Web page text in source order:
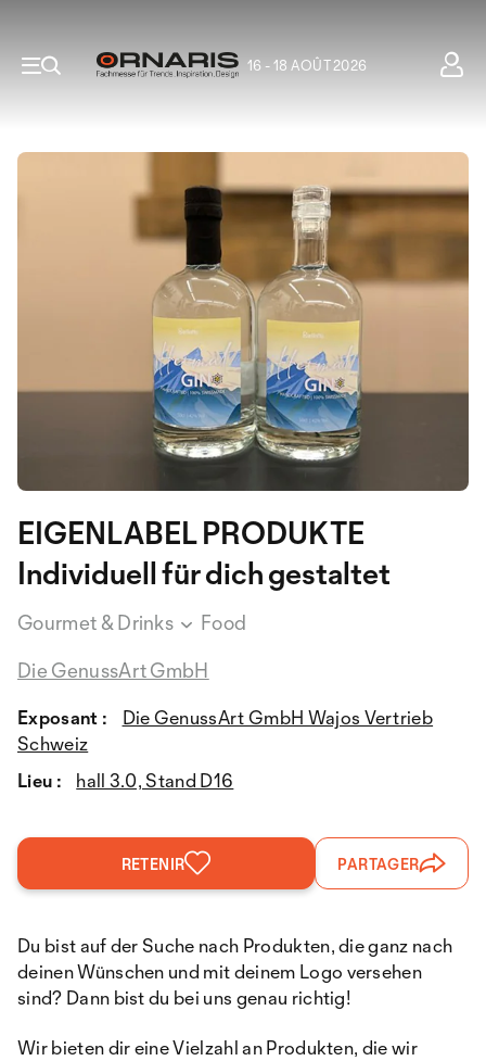
16 - 18 AOÛT 2026
EIGENLABEL PRODUKTE
Individuell für dich gestaltet
Gourmet & Drinks
Food
Die GenussArt GmbH
Exposant :
Die GenussArt GmbH Wajos Vertrieb
Schweiz
Lieu :
hall 3.0, Stand D16
RETENIR PARTAGER
Du bist auf der Suche nach Produkten, die ganz nach
deinen Wünschen und mit deinem Logo versehen
sind? Dann bist du bei uns genau richtig!
Wir bieten dir eine Vielzahl an Produkten, die wir